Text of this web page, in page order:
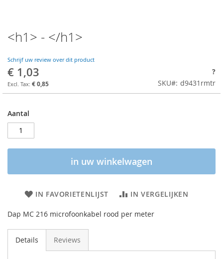
<h1> - </h1>
Schrijf uw review over dit product
€ 1,03
€ 0,85
?
SKU
d9431rmtr
Aantal
in uw winkelwagen
IN FAVORIETENLIJST IN VERGELIJKEN
Dap MC 216 microfoonkabel rood per meter
Details Reviews